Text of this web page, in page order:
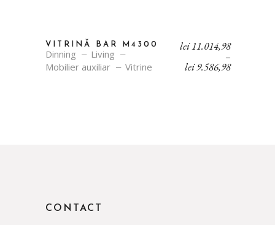
VITRINĂ BAR M4300
Dinning
Living
Mobilier auxiliar
Vitrine lei9.586,98
–
lei11.014,98Interval
de
prețuri:
CONTACT